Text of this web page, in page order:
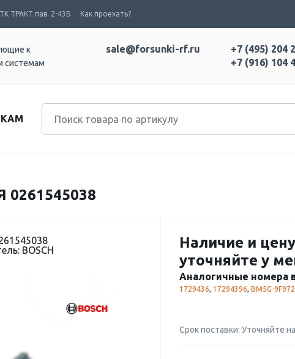
ТРАКТ пав. 2-43Б Как проехать?
к
системам
+7 (495) 204
+7 (916) 104
sale@forsunki-rf.ru
BOSCH
Наличие и цену
уточняйте у
Аналогичные номера
1729436, 17294396, BM5G-
Срок поставки: Уточняйте